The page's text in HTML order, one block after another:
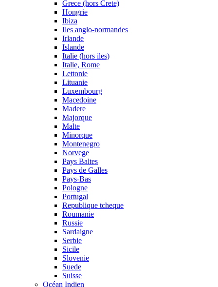
Grece (hors Crete)
Hongrie
Ibiza
Iles anglo-normandes
Irlande
Islande
Italie (hors iles)
Italie, Rome
Lettonie
Lituanie
Luxembourg
Macedoine
Madere
Majorque
Malte
Minorque
Montenegro
Norvege
Pays Baltes
Pays de Galles
Pays-Bas
Pologne
Portugal
Republique tcheque
Roumanie
Russie
Sardaigne
Serbie
Sicile
Slovenie
Suede
Suisse
Océan Indien